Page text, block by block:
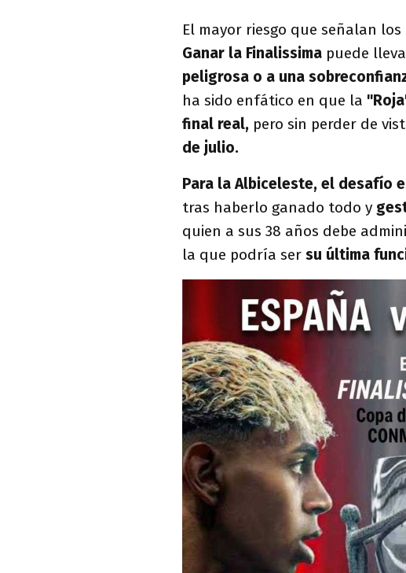
El mayor riesgo que señalan los
Ganar la Finalissima puede
peligrosa o a una
ha sido enfático en que la
final real, pero sin perder de
de julio.
Para la Albiceleste, el desafío
tras haberlo ganado todo y
quien a sus 38 años debe
la que podría ser su última